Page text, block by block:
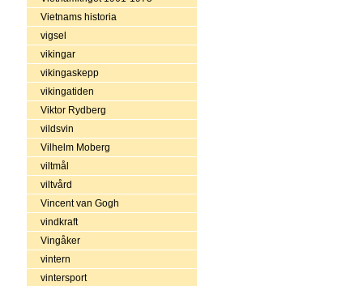
Vietnams historia
vigsel
vikingar
vikingaskepp
vikingatiden
Viktor Rydberg
vildsvin
Vilhelm Moberg
viltmål
viltvård
Vincent van Gogh
vindkraft
Vingåker
vintern
vintersport